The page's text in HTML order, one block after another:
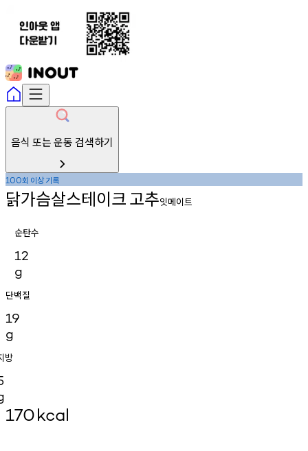
음식 또는 운동 검색하기
100회 이상기록
닭가슴살스테이크고추잇메이트
순탄수
12
g
단백질
19
g
방
170kcal